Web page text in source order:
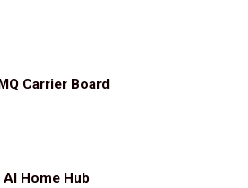
Carrier Board
AI Home Hub